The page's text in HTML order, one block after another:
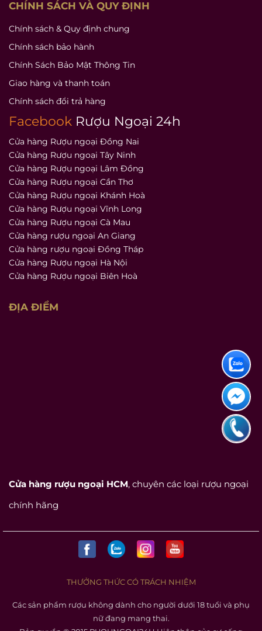
CHÍNH SÁCH VÀ QUY ĐỊNH
Chính sách & Quy định chung
Chính sách bảo hành
Chính Sách Bảo Mật Thông Tin
Giao hàng và thanh toán
Chính sách đổi trả hàng
Facebook Rượu Ngoại 24h
Cửa hàng Rượu ngoại Đồng Nai
Cửa hàng Rượu ngoại Tây Ninh
Cửa hàng Rượu ngoại Lâm Đồng
Cửa hàng Rượu ngoại Cần Thơ
Cửa hàng Rượu ngoại Khánh Hoà
Cửa hàng Rượu ngoại Vĩnh Long
Cửa hàng Rượu ngoại Cà Mau
Cửa hàng rượu ngoại An Giang
Cửa hàng rượu ngoại Đồng Tháp
Cửa hàng Rượu ngoại Hà Nội
Cửa hàng Rượu ngoại Biên Hoà
ĐỊA ĐIỂM
Cửa hàng rượu ngoại HCM, chuyên các loại rượu ngoại
chính hãng
THƯỞNG THỨC CÓ TRÁCH NHIỆM
Các sản phẩm rượu không dành cho người dưới 18 tuổi và phụ
nữ đang mang thai.